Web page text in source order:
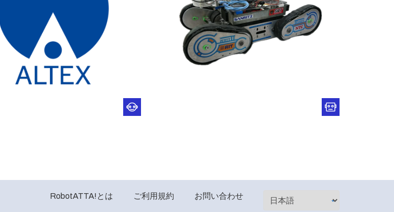
RobotATTA!とは ご利用規約 お問い合わせ